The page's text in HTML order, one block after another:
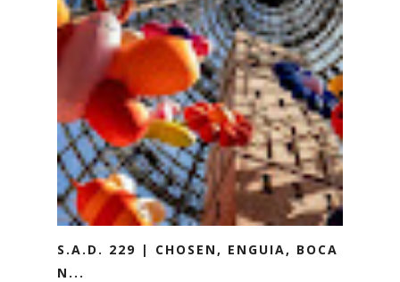
S.A.D. 229 | CHOSEN, ENGUIA, BOCA
N...